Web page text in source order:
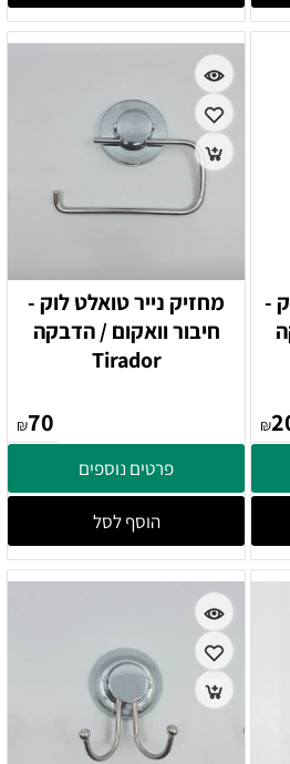
-
₪
מחזיק נייר טואלט לוק -
חיבור וואקום / הדבקה
Tirador
₪70
פרטים נוספים
הוסף לסל